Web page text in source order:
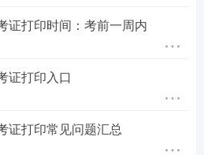
证打印时间：考前一周内
证打印入口
证打印常见问题汇总